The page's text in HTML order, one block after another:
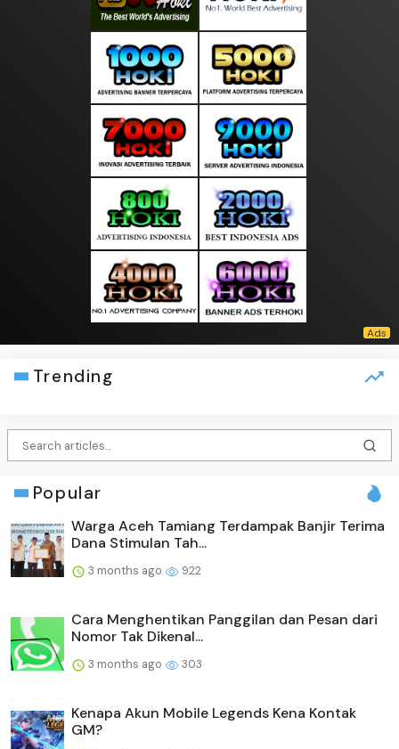
Trending
Popular
Warga Aceh Tamiang Terdampak Banjir Terima
Dana Stimulan Tah...
3 months ago 922
Cara Menghentikan Panggilan dan Pesan dari
Nomor Tak Dikenal...
3 months ago 303
Kenapa Akun Mobile Legends Kena Kontak
GM?